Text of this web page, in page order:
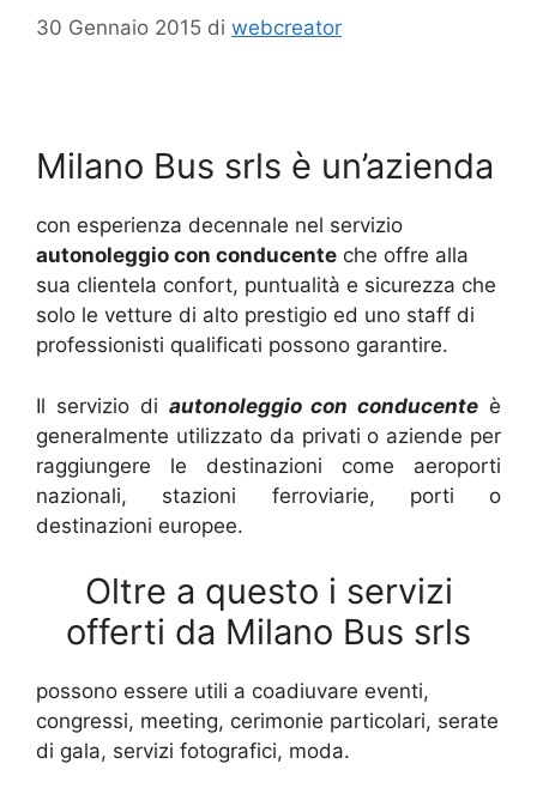
30 Gennaio 2015 di webcreator
Milano Bus srls è un’azienda
con esperienza decennale nel servizio
autonoleggio con conducente che offre alla
sua clientela confort, puntualità e sicurezza che
solo le vetture di alto prestigio ed uno staff di
professionisti qualificati possono garantire.
Il servizio di autonoleggio con conducente è
generalmente utilizzato da privati o aziende per
raggiungere le destinazioni come aeroporti
nazionali, stazioni ferroviarie, porti o
destinazioni europee.
Oltre a questo i servizi
offerti da Milano Bus srls
possono essere utili a coadiuvare eventi,
congressi, meeting, cerimonie particolari, serate
di gala, servizi fotografici, moda.